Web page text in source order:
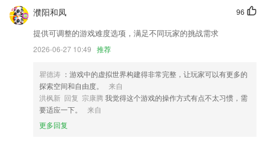
3.该平台提供的课程信息非常的丰富，不管你有什么样的需求都可以在线
筛选
4.内容多以轻松易懂的方式讲解，配上图文知识讲解和明了的问答、视频
等形式，新手也能轻松快速入门。
5.让宝宝学习了26个英文字母
6.App含有魔方教程、魔方公式等学习资料；
彩票天天彩选4更新了什么?
阅看大字版
96
濮阳和凤
提供可调整的游戏难度选项，满足不同玩家的挑战需求
2026-06-27 10:49 推荐
瞿德涛 ：游戏中的虚拟世界构建得非常完整，让玩家可以有更多的
探索空间和自由度。
来自
洪枫新 回复 宗康腾 我觉得这个游戏的操作方式有点不太习惯，需
要适应一下。
来自
更多回复